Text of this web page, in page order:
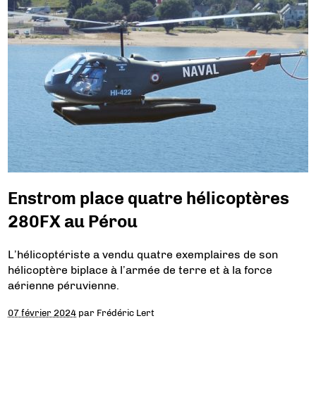
Enstrom place quatre hélicoptères
280FX au Pérou
L’hélicoptériste a vendu quatre exemplaires de son
hélicoptère biplace à l’armée de terre et à la force
aérienne péruvienne.
07 février 2024 par Frédéric Lert